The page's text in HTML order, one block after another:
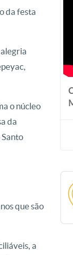
da festa
o núcleo
da
que são
a